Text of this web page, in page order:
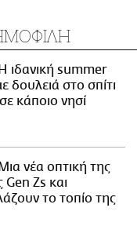
ιδανική summer
δουλειά στο σπίτι
κάποιο νησί
νέα οπτική της
Gen Zs και
το τοπίο της